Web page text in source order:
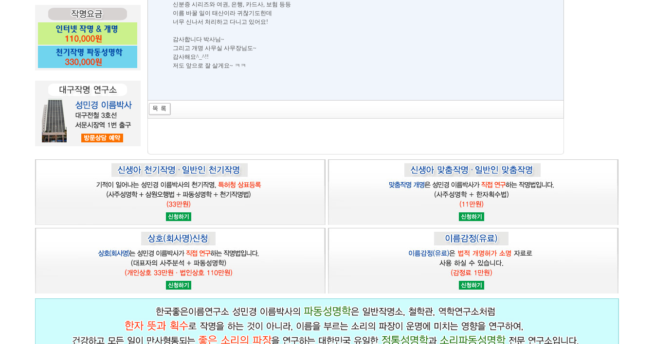
신분증 시리즈와 여권, 은행, 카드사, 보험 등등
이름 바꿀 일이 태산이라 귀찮기도한데
너무 신나서 처리하고 다니고 있어요!
감사합니다 박사님~
그리고 개명 사무실 사무장님도~
감사해요^_^!!
저도 앞으로 잘 살게요~ ㅋㅋ